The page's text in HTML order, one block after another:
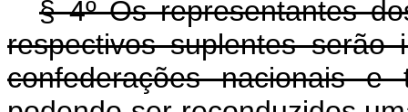
§ 4º Os representantes
respectivos suplentes serão
confederações nacionais